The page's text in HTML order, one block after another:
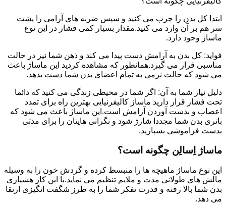
ابتدا کل بدن را چرب می کنید و سپس ضربه های آرامی را پشت
سر هم بر آن وارد می کنید.مقدار بسیار کمی فشار در این نوع
ماساژ وجود دارد.
فواید: کل بدن به آرامش دست پیدا می کند و ذهن شما نیز در حالت
مناسبی قرار می گیرد.همانطور که مشاهده کردید این ماساژ باعث
می شود که حالت نرمی به تمام اعضای بدن شما دست بدهد.
دلیل نیاز شما به آن: اگر شما در محیطی زندگی می کنید که دائما
تحت فشار قرار دارید ماساژ کالیفرنیایی بهترین راه برای تمدد
اعصاب و بدست آوردن آرامش است.این ماساژ باعث می شود که
باتری بدن شما مجددا شارژ شود و نگرانی هایتان را برای مدتی
بدست فراموشی بسپارید.
ماساژ اِسالِن چگونه است؟
این نوع ماساژ ماهیچه ها را منبسط کرده و گردش خون را به وسیله
مالش های طولانی مدت و ملایم تنظیم می نماید.با این کار هشیاری
بدن شما بالا رفته و قدرت تفکر شما را به طرز شگفت انگیزی ارتقا
می دهد.